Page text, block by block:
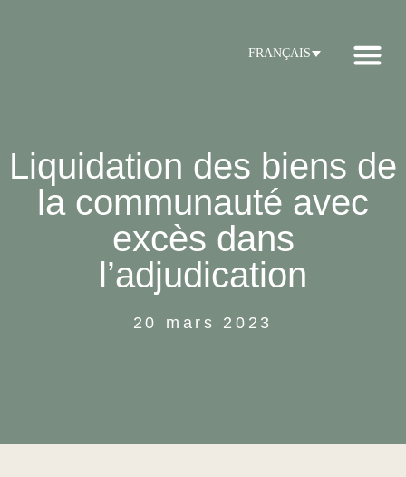
FRANÇAIS
Liquidation des biens de
la communauté avec
excès dans
l’adjudication
20 mars 2023